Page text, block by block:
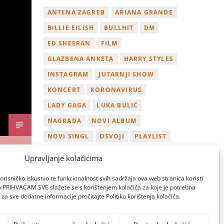
Upravljanje kolačićima
iskustvo te funkcionalnost svih sadržaja ova web stranica koristi
SVE slažete se s korištenjem kolačića za koje je potrebna
sve dodatne informacije pročitajte Politiku korištenja kolačića.
ANTENA ZAGREB
ARIANA GRANDE
BILLIE EILISH
BULLHIT
DM
ED SHEERAN
FILM
GLAZBENA ANKETA
HARRY STYLES
INSTAGRAM
JUTARNJI SHOW
KONCERT
KORONAVIRUS
LADY GAGA
LUKA BULIĆ
NAGRADA
NOVI ALBUM
NOVI SINGL
OSVOJI
PLAYLIST
ZAGREB